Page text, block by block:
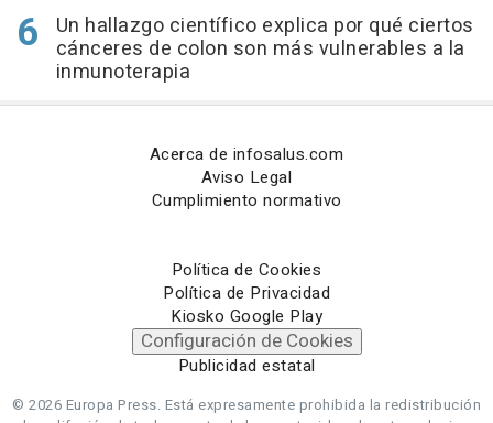
Un hallazgo científico explica por qué ciertos
cánceres de colon son más vulnerables a la
inmunoterapia
Acerca de infosalus.com
Aviso Legal
Cumplimiento normativo
Política de Cookies
Política de Privacidad
Kiosko Google Play
Configuración de Cookies
Publicidad estatal
© 2026 Europa Press. Está expresamente prohibida la redistribución